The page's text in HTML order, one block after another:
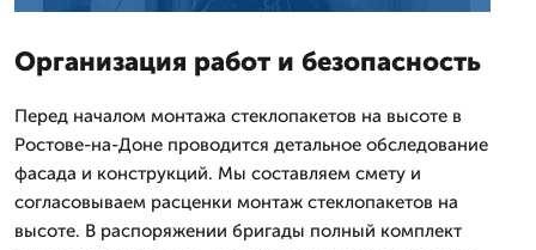
Организация работ и безопасность
Перед началом монтажа стеклопакетов на высоте в
Ростове-на-Доне проводится детальное обследование
фасада и конструкций. Мы составляем смету и
согласовываем расценки монтаж стеклопакетов на
высоте. В распоряжении бригады полный комплект